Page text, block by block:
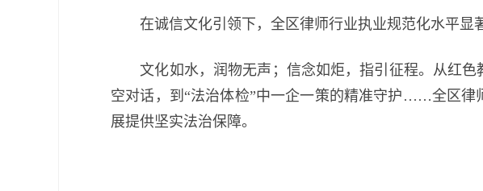
在诚信文化引领下，全区律师行业执业规范化水平显
文化如水，润物无声；信念如炬，指引征程。从红色
空对话，到“法治体检”中一企一策的精准守护……全区律
展提供坚实法治保障。